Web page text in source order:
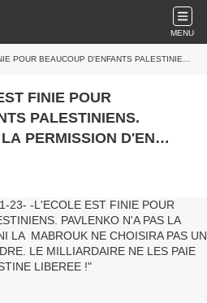
MENU
D'EN PARLER, NI LA MABROUK NE CHOISIRA PAS UN ORATEUR POUR LES DEFENDRE. LE MILLIARDAIRE NE LES PAIE PAS POUR CA; VIVE LA PALESTINE LIBEREE !
FINIE POUR
PALESTINIENS.
PERMISSION D'EN
NE CHOISIRA PAS
DEFENDRE. LE
PAIE PAS POUR CA;
!